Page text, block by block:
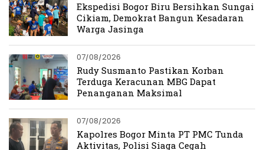
Ekspedisi Bogor Biru Bersihkan Sungai
Cikiam, Demokrat Bangun Kesadaran
Warga Jasinga
07/08/2026
Rudy Susmanto Pastikan Korban
Terduga Keracunan MBG Dapat
Penanganan Maksimal
07/08/2026
Kapolres Bogor Minta PT PMC Tunda
Aktivitas, Polisi Siaga Cegah